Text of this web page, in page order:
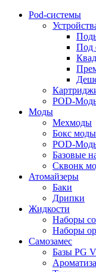
Pod-системы
Под
POD-
Моды
Мехмоды
Бокс моды
POD-
Базовые
Сквонк
Атомайзеры
Баки
Дрипки
Жидкости
Наборы
Наборы
Самозамес
Базы PG